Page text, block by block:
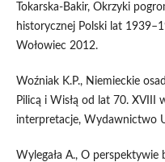
Tokarska-Bakir, Okrzyki
historycznej Polski lat
Wołowiec 2012.
Woźniak K.P., Niemieckie
Pilicą i Wisłą od lat 70. XVIII
interpretacje, Wydawnictwo
Wylegała A., O perspektywie